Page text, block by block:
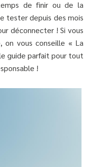
de finir ou de la
tester depuis des mois
déconnecter ! Si vous
on vous conseille « La
guide parfait pour tout
!